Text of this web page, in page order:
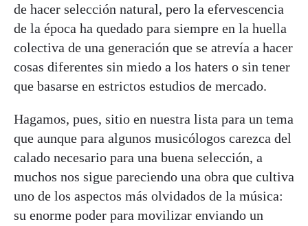
de hacer selección natural, pero la efervescencia
de la época ha quedado para siempre en la huella
colectiva de una generación que se atrevía a hacer
cosas diferentes sin miedo a los haters o sin tener
que basarse en estrictos estudios de mercado.
Hagamos, pues, sitio en nuestra lista para un tema
que aunque para algunos musicólogos carezca del
calado necesario para una buena selección, a
muchos nos sigue pareciendo una obra que cultiva
uno de los aspectos más olvidados de la música:
su enorme poder para movilizar enviando un